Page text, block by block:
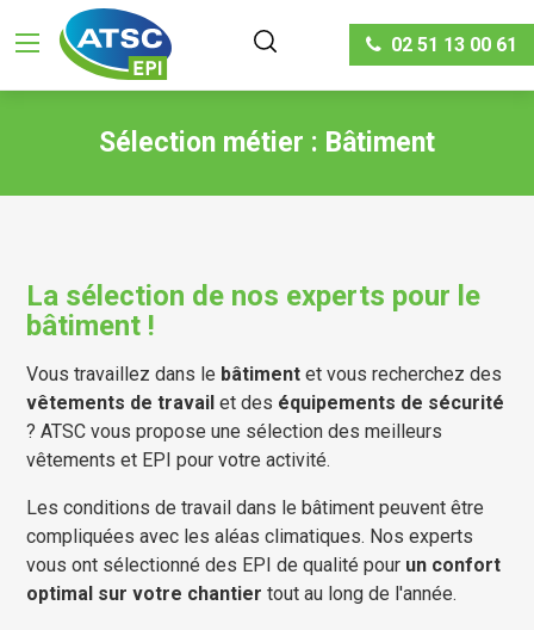
02 51 13 00 61
Sélection métier : Bâtiment
La sélection de nos experts pour le
bâtiment !
Vous travaillez dans le bâtiment et vous recherchez des
vêtements de travail et des équipements de sécurité
? ATSC vous propose une sélection des meilleurs
vêtements et EPI pour votre activité.
Les conditions de travail dans le bâtiment peuvent être
compliquées avec les aléas climatiques. Nos experts
vous ont sélectionné des EPI de qualité pour un confort
optimal sur votre chantier tout au long de l'année.